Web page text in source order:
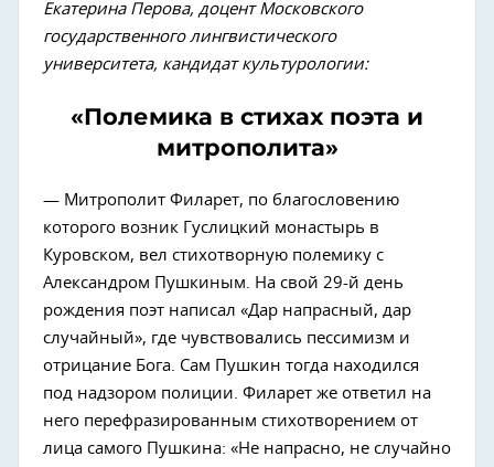
Екатерина Перова, доцент Московского
государственного лингвистического
университета, кандидат культурологии:
«Полемика в стихах поэта и
митрополита»
— Митрополит Филарет, по благословению
которого возник Гуслицкий монастырь в
Куровском, вел стихотворную полемику с
Александром Пушкиным. На свой 29-й день
рождения поэт написал «Дар напрасный, дар
случайный», где чувствовались пессимизм и
отрицание Бога. Сам Пушкин тогда находился
под надзором полиции. Филарет же ответил на
него перефразированным стихотворением от
лица самого Пушкина: «Не напрасно, не случайно